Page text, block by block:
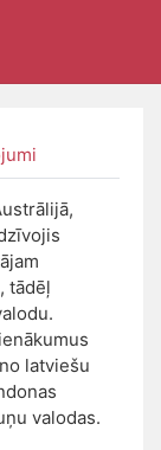
tādēļ
latviešu
valodas.